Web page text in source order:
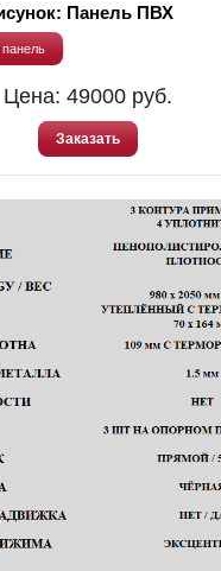
Панель ПВХ
Цена: 49000 руб.
Заказать